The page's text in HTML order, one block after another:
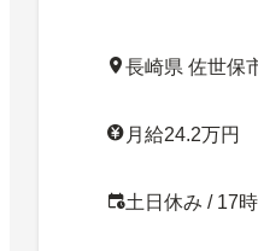
長崎県 佐世保
月給24.2万円
土日休み / 17